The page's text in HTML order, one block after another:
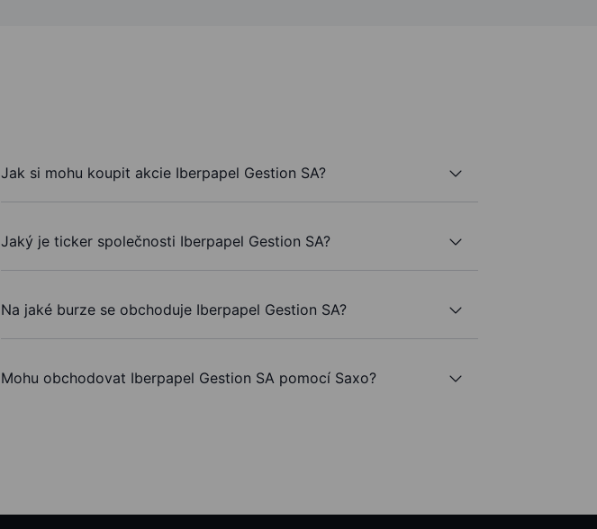
Jak si mohu koupit akcie Iberpapel Gestion SA?
Jaký je ticker společnosti Iberpapel Gestion SA?
Na jaké burze se obchoduje Iberpapel Gestion SA?
Mohu obchodovat Iberpapel Gestion SA pomocí Saxo?